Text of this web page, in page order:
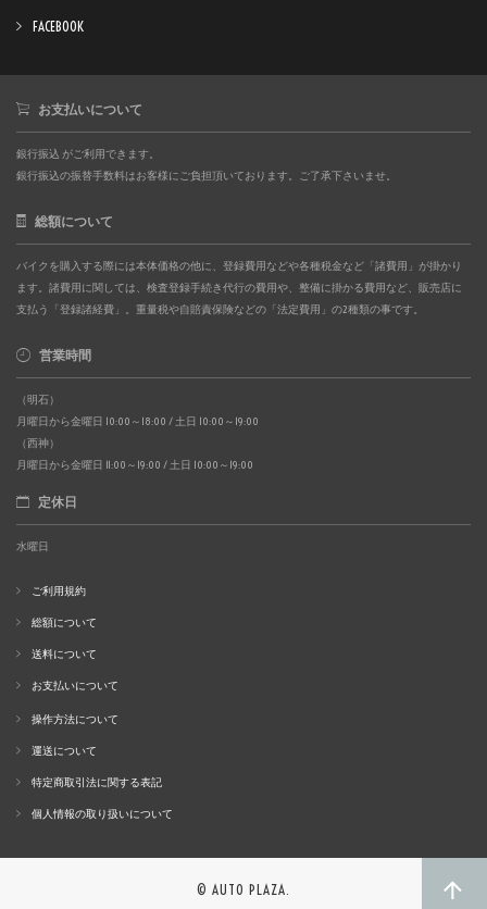
FACEBOOK
お支払いについて
銀行振込 がご利用できます。
銀行振込の振替手数料はお客様にご負担頂いております。ご了承下さいませ。
総額について
バイクを購入する際には本体価格の他に、登録費用などや各種税金など「諸費用」が掛かり
ます。諸費用に関しては、検査登録手続き代行の費用や、整備に掛かる費用など、販売店に
支払う「登録諸経費」。重量税や自賠責保険などの「法定費用」の2種類の事です。
営業時間
（明石）
月曜日から金曜日 10:00～18:00 / 土日 10:00～19:00
（西神）
月曜日から金曜日 11:00～19:00 / 土日 10:00～19:00
定休日
水曜日
ご利用規約
総額について
送料について
お支払いについて
操作方法について
運送について
特定商取引法に関する表記
個人情報の取り扱いについて
© AUTO PLAZA.